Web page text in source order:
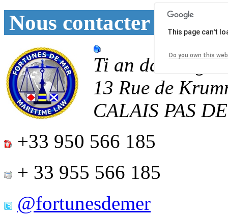
Nous contacter
Ti an
13 Rue de
CALAIS PAS
+33 950 566 185
+ 33 955 566 185
@fortunesdemer
This page can't
Do you own this